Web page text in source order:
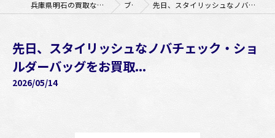
兵庫県明石の買取なら買取大吉明石パピオス店 ブログ 先日、スタイリッシュなノバチェック・ショルダーバッグをお買取...
先日、スタイリッシュなノバチェック・ショ
ルダーバッグをお買取...
2026/05/14